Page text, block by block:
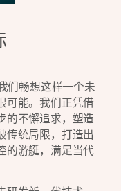
们畅想这样一个未
可能。我们正凭借
的不懈追求，塑造
传统局限，打造出
的游艇，满足当代